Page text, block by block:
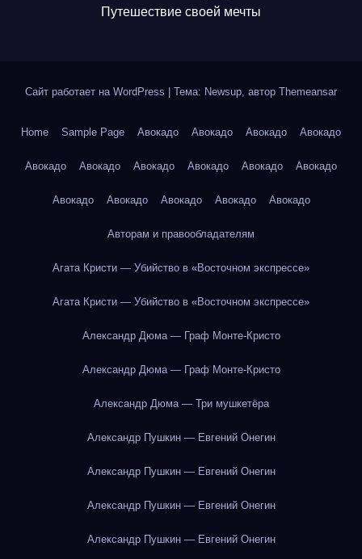
Путешествие своей мечты
Сайт работает на WordPress Тема: Newsup, автор Themeansar
Home Sample Page Авокадо Авокадо Авокадо Авокадо
Авокадо Авокадо Авокадо Авокадо Авокадо Авокадо
Авокадо Авокадо Авокадо Авокадо Авокадо
Авторам и правообладателям
Агата Кристи — Убийство в «Восточном экспрессе»
Агата Кристи — Убийство в «Восточном экспрессе»
Александр Дюма — Граф Монте-Кристо
Александр Дюма — Граф Монте-Кристо
Александр Дюма — Три мушкетёра
Александр Пушкин — Евгений Онегин
Александр Пушкин — Евгений Онегин
Александр Пушкин — Евгений Онегин
Александр Пушкин — Евгений Онегин